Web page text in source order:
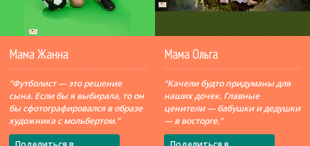
Мама Жанна
"Футболист — это решение
сына. Если бы я выбирала, то он
бы сфотографировался в образе
художника с мольбертом."
Мама Ольга
"Качели будто придуманы для
наших дочек. Главные
ценители — бабушки и дедушки
— в восторге."